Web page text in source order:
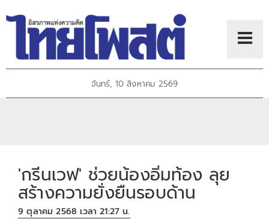
จันทร์, 10 สิงหาคม 2569
'กรีนเวฟ' ช่วยน้องอิ่มท้อง ลุย
สร้างความยั่งยืนรอบด้าน
9 ตุลาคม 2568 เวลา 21:27 น.